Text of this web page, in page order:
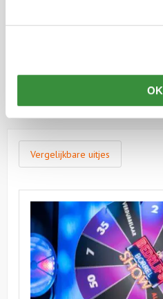
OK
Vergelijkbare uitjes
Bedrijfsborrel
Show